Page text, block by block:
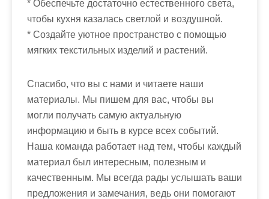
* Обеспечьте достаточно естественного света,
чтобы кухня казалась светлой и воздушной.
* Создайте уютное пространство с помощью
мягких текстильных изделий и растений.
Спасибо, что вы с нами и читаете наши
материалы. Мы пишем для вас, чтобы вы
могли получать самую актуальную
информацию и быть в курсе всех событий.
Наша команда работает над тем, чтобы каждый
материал был интересным, полезным и
качественным. Мы всегда рады услышать ваши
предложения и замечания, ведь они помогают